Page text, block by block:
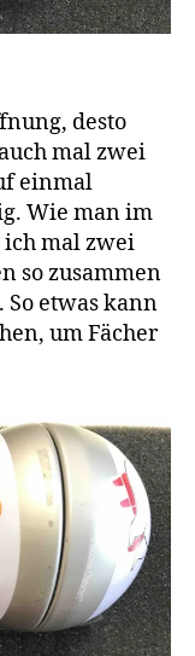
desto
mal zwei
einmal
Wie man im
ich mal zwei
so zusammen
So etwas kann
um Fächer